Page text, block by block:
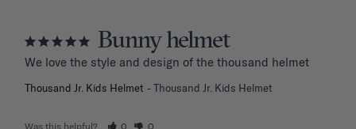
Bunny helmet
We love the style and design of the thousand helmet
Thousand Jr. Kids Helmet Thousand Jr. Kids Helmet
Was this helpful? 0 0